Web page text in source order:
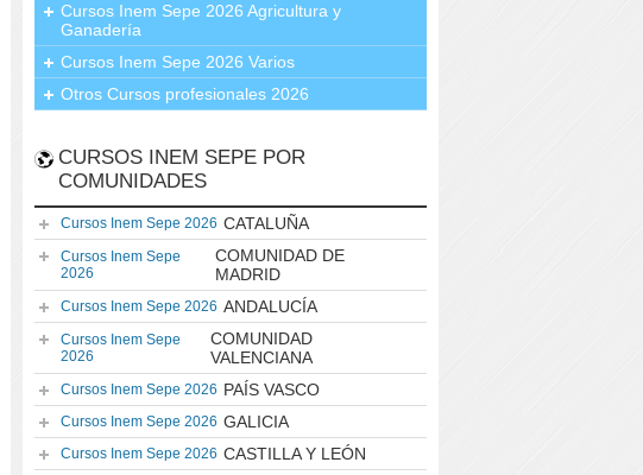
Cursos Inem Sepe 2026 Agricultura y
Ganadería
Cursos Inem Sepe 2026 Varios
Otros Cursos profesionales 2026
CURSOS INEM SEPE POR
COMUNIDADES
Cursos Inem Sepe 2026 CATALUÑA
Cursos Inem Sepe
2026
COMUNIDAD DE
MADRID
Cursos Inem Sepe 2026 ANDALUCÍA
Cursos Inem Sepe
2026
COMUNIDAD
VALENCIANA
Cursos Inem Sepe 2026 PAÍS VASCO
Cursos Inem Sepe 2026 GALICIA
Cursos Inem Sepe 2026 CASTILLA Y LEÓN